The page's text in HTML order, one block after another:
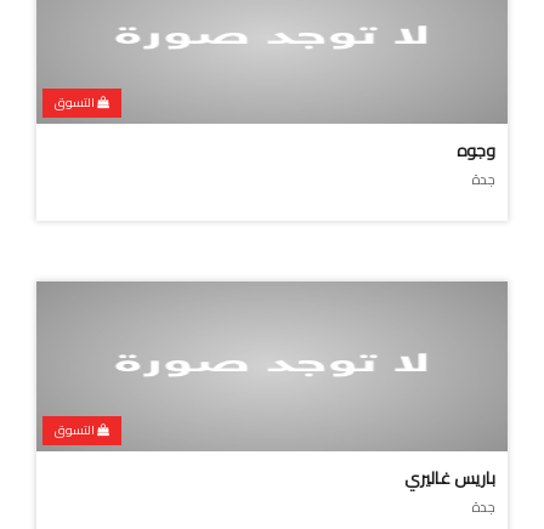
التسوق
وجوه
جدة
التسوق
باريس غاليري
جدة